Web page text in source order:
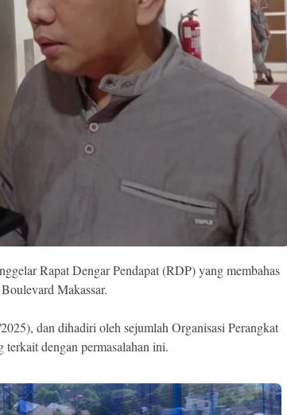
Rapat Dengar Pendapat (RDP) yang membahas
Makassar.
dan dihadiri oleh sejumlah Organisasi Perangkat
dengan permasalahan ini.